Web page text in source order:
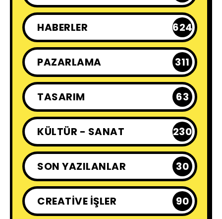
HABERLER 624
PAZARLAMA 311
TASARIM 63
KÜLTÜR - SANAT 230
SON YAZILANLAR 30
CREATIVE İŞLER 90